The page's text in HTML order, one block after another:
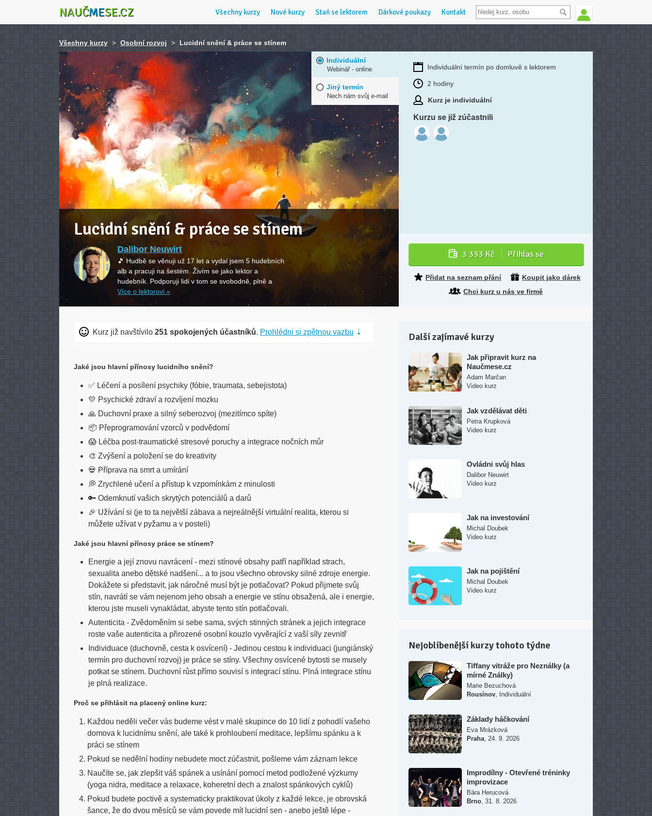
NAUČMESE.CZ Všechny kurzy Nové kurzy Staň se lektorem Dárkové poukazy Kontakt
Všechny kurzy > Osobní rozvoj > Lucidní snění & práce se stínem
Lucidní snění & práce se stínem
Dalibor Neuwirt
🎵 Hudbě se věnuji už 17 let a vydal jsem 5 hudebních
alb a pracuji na šestém. Živím se jako lektor a
hudebník. Podporuji lidi v tom se svobodně, plně a
Více o lektorovi »
Individuální
Webinář - online
Jiný termín
Nech nám svůj e-mail
Individuální termín po domluvě s lektorem
2 hodiny
Kurz je individuální
Kurzu se již zúčastnili
3 333 Kč Přihlas se
Přidat na seznam přání
Koupit jako dárek
Chci kurz u nás ve firmě
Kurz již navštívilo 251 spokojených účastníků. Prohlédni si zpětnou vazbu ⇣
Jaké jsou hlavní přínosy lucidního snění?
✅ Léčení a posílení psychiky (fóbie, traumata, sebejistota)
💛 Psychické zdraví a rozvíjení mozku
🙏 Duchovní praxe a silný seberozvoj (mezitímco spíte)
📦 Přeprogramování vzorců v podvědomí
😱 Léčba post-traumatické stresové poruchy a integrace nočních můr
🎨 Zvýšení a položení se do kreativity
💀 Příprava na smrt a umírání
💭 Zrychlené učení a přístup k vzpomínkám z minulosti
🔑 Odemknutí vašich skrytých potenciálů a darů
🎉 Užívání si (je to ta největší zábava a nejreálnější virtuální realita, kterou si
můžete užívat v pyžamu a v posteli)
Jaké jsou hlavní přínosy práce se stínem?
Energie a její znovu navrácení - mezi stínové obsahy patří například strach,
sexualita anebo dětské nadšení... a to jsou všechno obrovsky silné zdroje energie.
Dokážete si představit, jak náročné musí být je potlačovat? Pokud přijmete svůj
stín, navrátí se vám nejenom jeho obsah a energie ve stínu obsažená, ale i energie,
kterou jste museli vynakládat, abyste tento stín potlačovali.
Autenticita - Zvědoměním si sebe sama, svých stinných stránek a jejich integrace
roste vaše autenticita a přirozené osobní kouzlo vyvěrající z vaší síly zevnitř
Individuace (duchovně, cesta k osvícení) - Jedinou cestou k individuaci (jungiánský
termín pro duchovní rozvoj) je práce se stíny. Všechny osvícené bytosti se musely
potkat se stínem. Duchovní růst přímo souvisí s integrací stínu. Plná integrace stínu
je plná realizace.
Proč se přihlásit na placený online kurz:
Každou neděli večer vás budeme vést v malé skupince do 10 lidí z pohodlí vašeho
domova k lucidnímu snění, ale také k prohloubení meditace, lepšímu spánku a k
práci se stínem
Pokud se nedělní hodiny nebudete moct zúčastnit, pošleme vám záznam lekce
Naučíte se, jak zlepšit váš spánek a usínání pomocí metod podložené výzkumy
(yoga nidra, meditace a relaxace, koheretní dech a znalost spánkových cyklů)
Pokud budete poctivě a systematicky praktikovat úkoly z každé lekce, je obrovská
šance, že do dvou měsíců se vám povede mít lucidní sen - anebo ještě lépe -
Další zajímavé kurzy
Jak připravit kurz na
Naučmese.cz
Adam Marčan
Video kurz
Jak vzdělávat děti
Petra Krupková
Video kurz
Ovládni svůj hlas
Dalibor Neuwirt
Video kurz
Jak na investování
Michal Doubek
Video kurz
Jak na pojištění
Michal Doubek
Video kurz
Nejoblíbenější kurzy tohoto týdne
Tiffany vitráže pro Neználky (a
mírné Ználky)
Marie Bezuchová
Rousínov
Individuální
Základy háčkování
Eva Mrázková
Praha 24. 9. 2026
Improdílny - Otevřené tréninky
improvizace
Bára Herucová
Brno 31. 8. 2026